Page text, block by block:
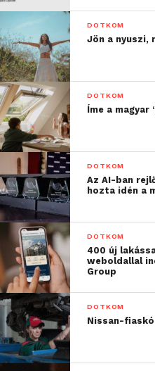
DOTKOM
Jön a nyuszi,
DOTKOM
Íme a
DOTKOM
Az AI-ban
hozta idén a
DOTKOM
400 új
weboldallal
Group
DOTKOM
Nissan-